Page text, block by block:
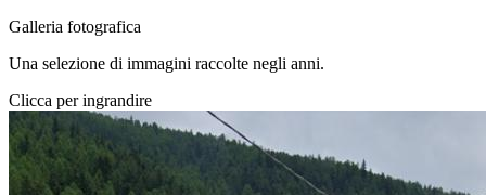
Galleria fotografica
Una selezione di immagini raccolte negli anni.
Clicca per ingrandire